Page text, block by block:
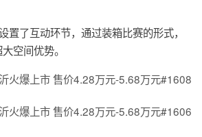
置了互动环节，通过装箱比赛的形式，
空间优势。